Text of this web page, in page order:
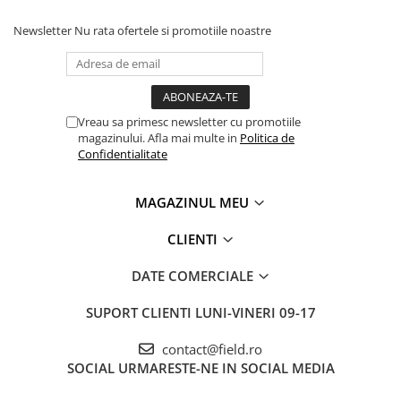
Newsletter Nu rata ofertele si promotiile noastre
Vreau sa primesc newsletter cu promotiile
magazinului. Afla mai multe in Politica de
Confidentialitate
MAGAZINUL MEU
CLIENTI
DATE COMERCIALE
SUPORT CLIENTI LUNI-VINERI 09-17
contact@field.ro
SOCIAL URMARESTE-NE IN SOCIAL MEDIA